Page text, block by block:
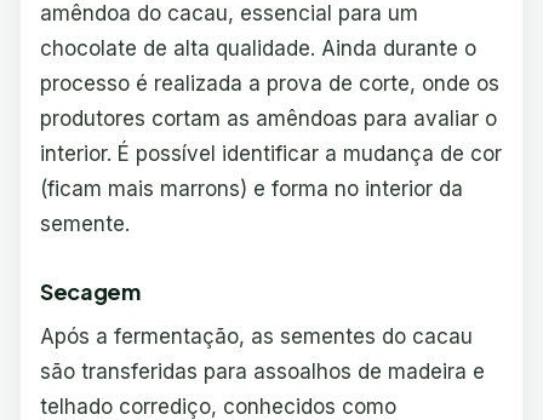
amêndoa do cacau, essencial para um
chocolate de alta qualidade. Ainda durante o
processo é realizada a prova de corte, onde os
produtores cortam as amêndoas para avaliar o
interior. É possível identificar a mudança de cor
(ficam mais marrons) e forma no interior da
semente.
Secagem
Após a fermentação, as sementes do cacau
são transferidas para assoalhos de madeira e
telhado corrediço, conhecidos como